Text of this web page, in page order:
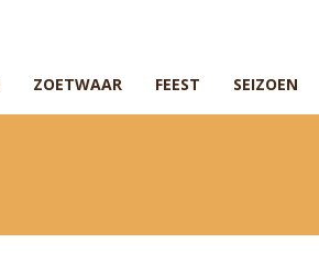
ZOETWAAR FEEST SEIZOEN